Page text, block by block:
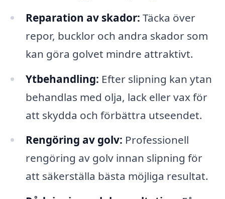
Reparation av skador: Täcka över
repor, bucklor och andra skador som
kan göra golvet mindre attraktivt.
Ytbehandling: Efter slipning kan ytan
behandlas med olja, lack eller vax för
att skydda och förbättra utseendet.
Rengöring av golv: Professionell
rengöring av golv innan slipning för
att säkerställa bästa möjliga resultat.